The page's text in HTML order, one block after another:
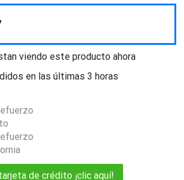
viendo este producto ahora
en las últimas 3 horas
de crédito ¡clic aquí!